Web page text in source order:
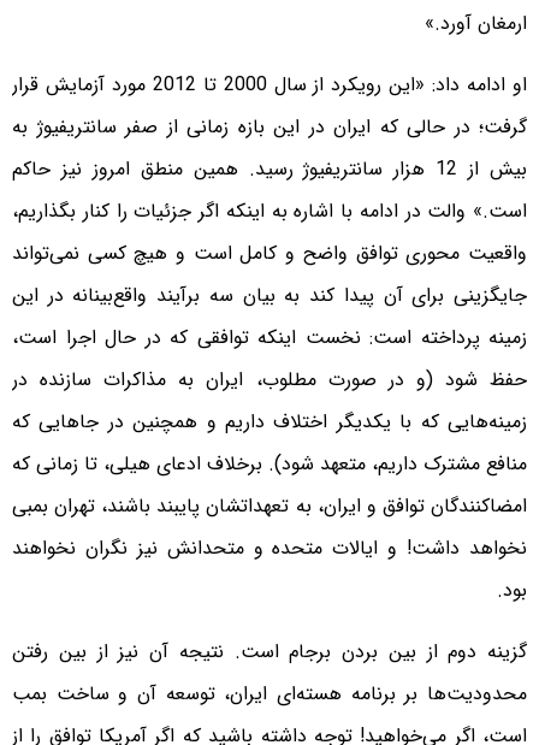
ارمغان آورد.»
او ادامه داد: «این رویکرد از سال 2000 تا 2012 مورد آزمایش قرار
گرفت؛ در حالی که ایران در این بازه زمانی از صفر سانتریفیوژ به
بیش از 12 هزار سانتریفیوژ رسید. همین منطق امروز نیز حاکم
است.» والت در ادامه با اشاره به اینکه اگر جزئیات را کنار بگذاریم،
واقعیت محوری توافق واضح و کامل است و هیچ کسی نمی‌تواند
جایگزینی برای آن پیدا کند به بیان سه برآیند واقع‌بینانه در این
زمینه پرداخته است: نخست اینکه توافقی که در حال اجرا است،
حفظ شود (و در صورت مطلوب، ایران به مذاکرات سازنده در
زمینه‌هایی که با یکدیگر اختلاف داریم و همچنین در جاهایی که
منافع مشترک داریم، متعهد شود). بر‌خلاف ادعای هیلی، تا زمانی که
امضاکنندگان توافق و ایران، به تعهداتشان پایبند باشند، تهران بمبی
نخواهد داشت! و ایالات متحده و متحدانش نیز نگران نخواهند
بود.
گزینه دوم از بین بردن برجام است. نتیجه آن نیز از بین رفتن
محدودیت‌ها بر برنامه هسته‌ای ایران، توسعه آن و ساخت بمب
است، اگر می‌خواهید! توجه داشته باشید که اگر آمریکا توافق را از